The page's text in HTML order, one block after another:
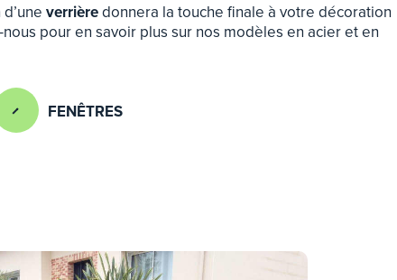
verrièredonnera la touche finale à votre décoration
pour en savoir plus sur nos modèles en acier et en
FENÊTRES